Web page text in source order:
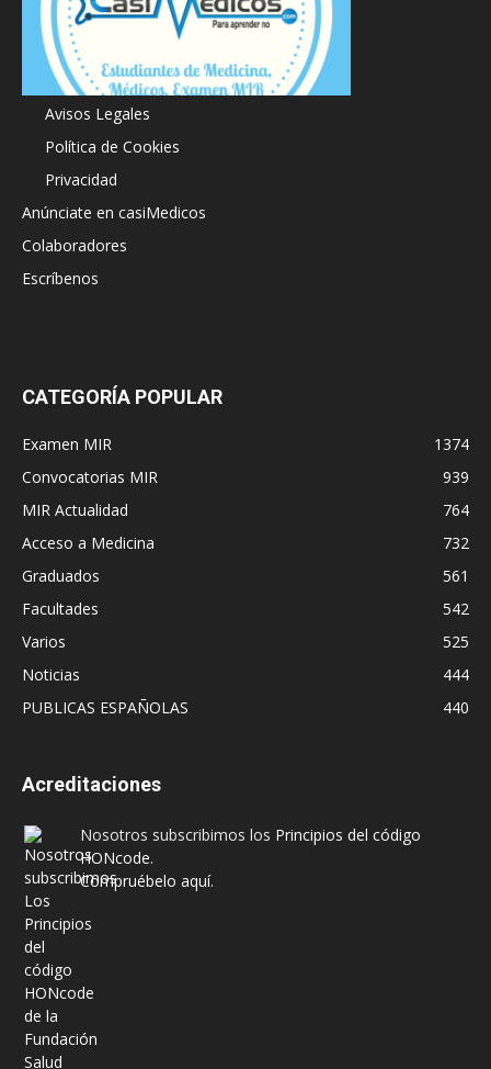
Acerca de
Avisos Legales
Política de Cookies
Privacidad
Anúnciate en casiMedicos
Colaboradores
Escríbenos
CATEGORÍA POPULAR
Examen MIR
1374
Convocatorias MIR
939
MIR Actualidad
764
Acceso a Medicina
732
Graduados
561
Facultades
542
Varios
525
Noticias
444
PUBLICAS ESPAÑOLAS
440
Acreditaciones
Nosotros subscribimos los Principios del código
HONcode.
Compruébelo aquí.